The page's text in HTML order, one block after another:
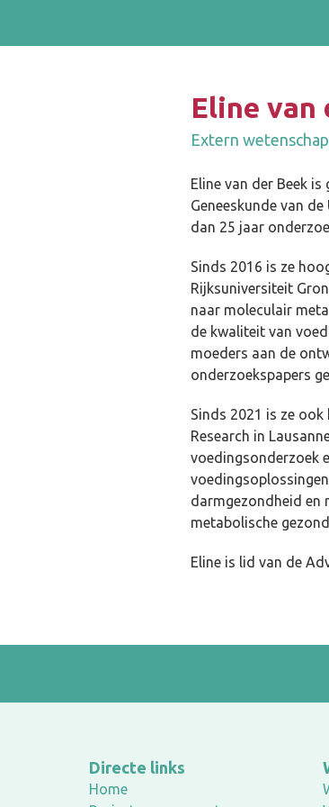
Eline van
Extern
Eline van der Beek
Geneeskunde van
dan 25 jaar
Sinds 2016 is ze
Rijksuniversiteit
naar moleculair
de kwaliteit van
moeders aan de
onderzoekspapers
Sinds 2021 is ze
Research in
voedingsonderzoek
darmgezondheid en
metabolische
Eline is lid van de
Directe links
Home